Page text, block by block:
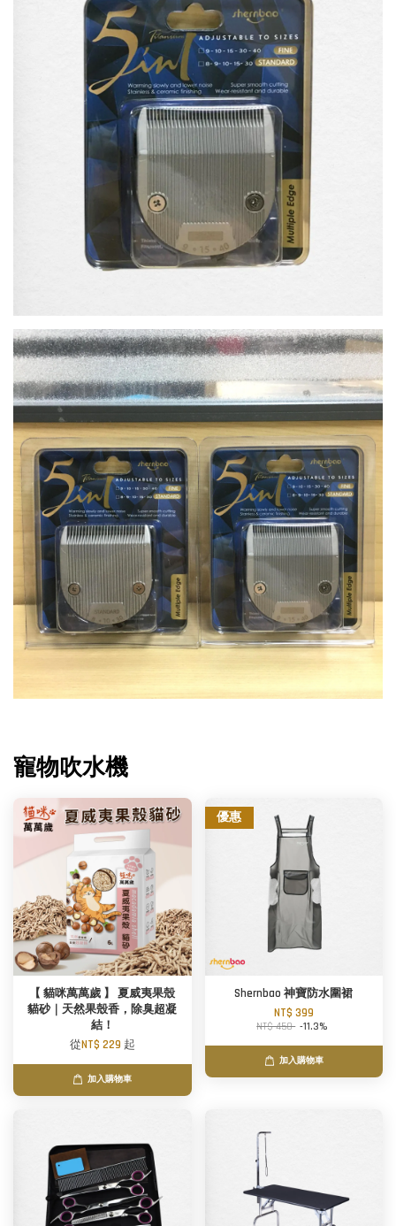
寵物吹水機
【 貓咪萬萬歲 】 夏威夷果殼
貓砂｜天然果殼香，除臭超凝
結！
從NT$ 229 起
加入購物車
優惠
Shernbao 神寶防水圍裙
NT$ 399
NT$ 450 -11.3%
加入購物車